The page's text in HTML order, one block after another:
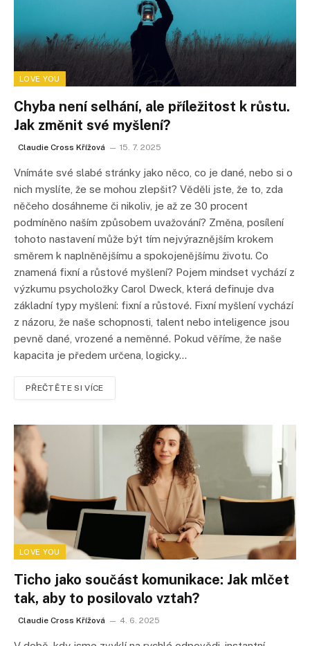
LOVE YOU
Chyba není selhání, ale příležitost k růstu.
Jak změnit své myšlení?
Claudie Cross Křížová 15. 7. 2025
Vnímáte své slabé stránky jako něco, co je dané, nebo si o
nich myslíte, že se mohou zlepšit? Věděli jste, že to, zda
něčeho dosáhneme či nikoliv, je až ze 30 procent
podmíněno naším způsobem uvažování? Změna, posílení
tohoto nastavení může být tím nejvýraznějším krokem
směrem k naplněnějšímu a spokojenějšímu životu. Co
znamená fixní a růstové myšlení? Pojem mindset vychází z
výzkumu psycholožky Carol Dweck, která definuje dva
základní typy myšlení: fixní a růstové. Fixní myšlení vychází
z názoru, že naše schopnosti, talent nebo inteligence jsou
pevně dané, vrozené a neměnné. Pokud věříme, že naše
kapacita je předem určena, logicky…
PŘEČTĚTE SI VÍCE
LOVE YOU
Ticho jako součást komunikace: Jak mlčet
tak, aby to posilovalo vztah?
Claudie Cross Křížová 4. 6. 2025